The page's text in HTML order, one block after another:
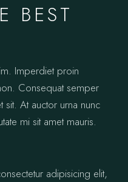
BEST
Imperdiet proin
Consequat semper
At auctor urna nunc
mi sit amet mauris.
adipisicing elit,